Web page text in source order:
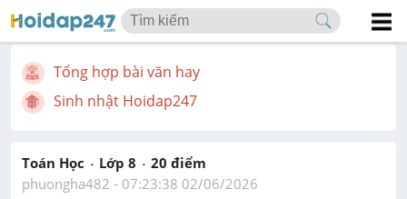
Tổng hợp bài văn hay
Sinh nhật Hoidap247
Toán Học Lớp 8 20 điểm
phuongha482 - 07:23:38 02/06/2026